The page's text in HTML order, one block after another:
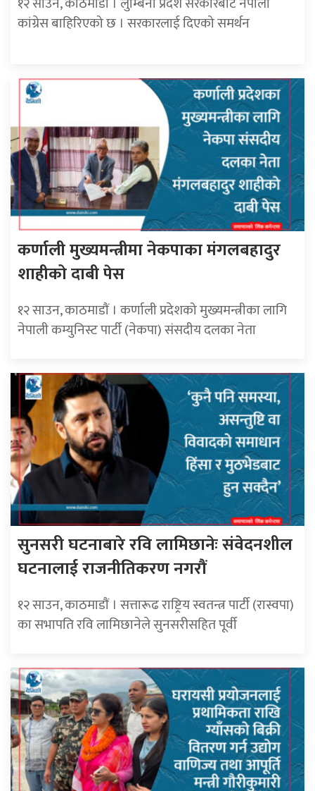
कांग्रेस बाहिरिएको छ । सरकारलाई दिएको समर्थन
कर्णाली मुख्यमन्त्रीमा नेकपाका मंगलबहादुर
शाहीको दाबी पेस
१२ साउन, काठमाडाैं । कर्णाली प्रदेशको मुख्यमन्त्रीका लागि
नेपाली कम्युनिस्ट पार्टी (नेकपा) संसदीय दलका नेता
सुनसरी घटनाबारे रवि लामिछानेः संवेदनशील
घटनालाई राजनीतिकरण नगरौं
१२ साउन, काठमाडाैं । सत्तारूढ राष्ट्रिय स्वतन्त्र पार्टी (रास्वपा)
का सभापति रवि लामिछानेले सुनसरीसहित पूर्वी